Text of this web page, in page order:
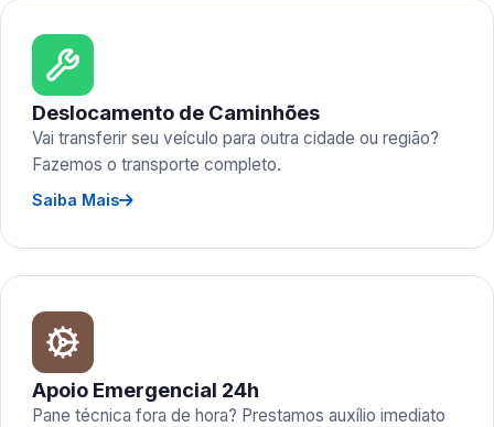
Deslocamento de Caminhões
Vai transferir seu veículo para outra cidade ou região?
Fazemos o transporte completo.
Saiba Mais
Apoio Emergencial 24h
Pane técnica fora de hora? Prestamos auxílio imediato